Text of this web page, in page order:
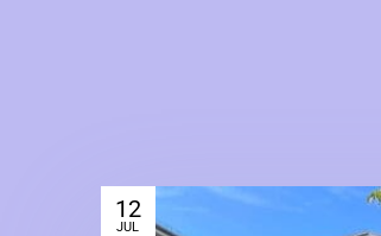
12
JUL